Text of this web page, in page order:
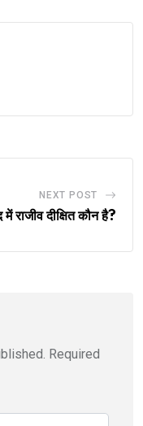
NEXT POST
में राजीव दीक्षित कौन है?
Required